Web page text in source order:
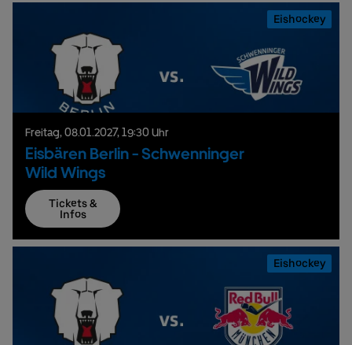
Eishockey
Freitag, 08.01.2027, 19:30 Uhr
Eisbären Berlin - Schwenninger
Wild Wings
Tickets &
Infos
Eishockey